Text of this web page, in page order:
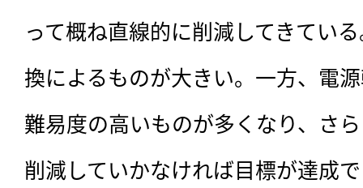
って概ね直線的に削減してきてい
換によるものが大きい。一方、電
難易度の高いものが多くなり、さ
削減していかなければ目標が達成